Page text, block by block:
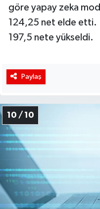
göre yapay zeka
124,25 net elde etti.
197,5 nete yükseldi.
Paylaş
10 / 10